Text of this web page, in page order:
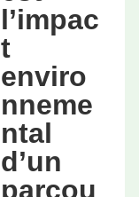
l’impac
t
enviro
nneme
ntal
d’un
parcou